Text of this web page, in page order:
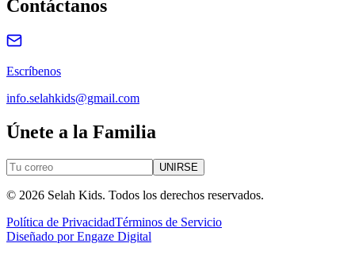
Contáctanos
Escríbenos
info.selahkids@gmail.com
Únete a la Familia
UNIRSE
© 2026 Selah Kids. Todos los derechos reservados.
Política de PrivacidadTérminos de Servicio
Diseñado porEngaze Digital